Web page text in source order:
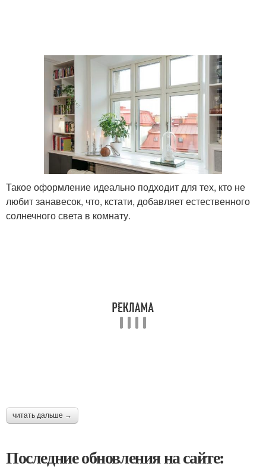
Такое оформление идеально подходит для тех, кто не
любит занавесок, что, кстати, добавляет естественного
солнечного света в комнату.
читать дальше →
Последние обновления на сайте: